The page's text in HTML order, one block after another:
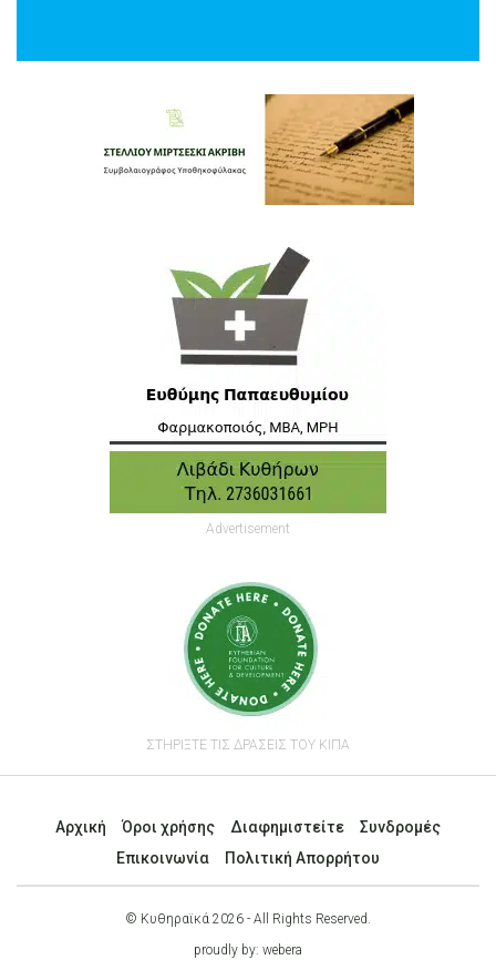
Advertisement
ΣΤΗΡΙΞΤΕ ΤΙΣ ΔΡΑΣΕΙΣ ΤΟΥ ΚΙΠΑ
Αρχική Όροι χρήσης Διαφημιστείτε
Συνδρομές
Επικοινωνία
Πολιτική Απορρήτου
© Κυθηραϊκά 2026 - All Rights Reserved.
proudly by: webera